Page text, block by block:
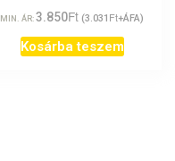
MIN. ÁR:3.850Ft (3.031 Ft+ÁFA)
Kosárba teszem